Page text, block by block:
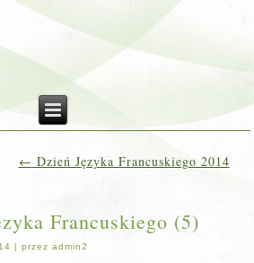
← Dzień Języka Francuskiego 2014
Francuskiego (5)
|przez admin2